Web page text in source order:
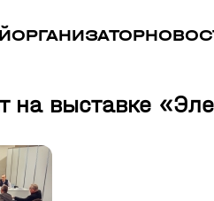
ОРГАНИЗАТОР
на выставке